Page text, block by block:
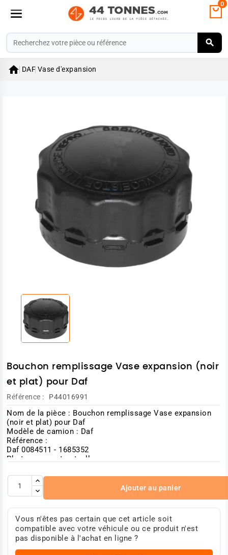
0
 DAF Vase d'expansion
Bouchon remplissage Vase expansion (noir
et plat) pour Daf
Référence : P44016991
Nom de la pièce : Bouchon remplissage Vase expansion
(noir et plat) pour Daf
Modèle de camion : Daf
Référence :
Daf 0084511 - 1685352
Photo non contractuelle
Ajouter au panier
Vous n'êtes pas certain que cet article soit
compatible avec votre véhicule ou ce produit n'est
pas disponible à l'achat en ligne ?